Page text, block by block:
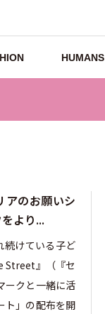
HUMANS
アのお願いシ
より...
続けている子ど
Street』（『セ
ークと一緒に活
ト」の配布を開